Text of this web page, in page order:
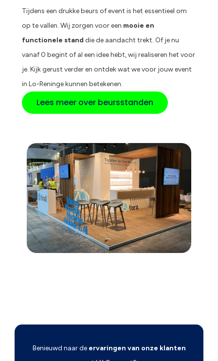
Tijdens een drukke beurs of event is het essentieel om
op te vallen. Wij zorgen voor een mooie en
functionele stand die de aandacht trekt. Of je nu
vanaf 0 begint of al een idee hebt, wij realiseren het voor
je. Kijk gerust verder en ontdek wat we voor jouw event
in Lo-Reninge kunnen betekenen.
Lees meer over beursstanden
Benieuwd naar de ervaringen van onze klanten